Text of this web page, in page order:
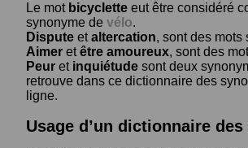
Le mot bicyclette eut être considéré
synonyme de vélo.
Dispute etaltercation, sont des mots
Aimer etêtre amoureux, sont des
Peur et inquiétude sont deux
retrouve dans ce dictionnaire des
ligne.
Usage d’un dictionnaire